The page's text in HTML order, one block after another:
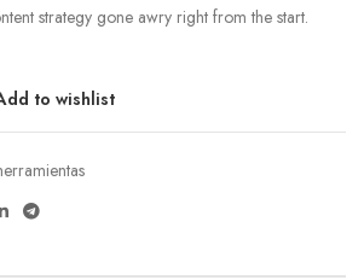
strategy gone awry right from the start.
to wishlist